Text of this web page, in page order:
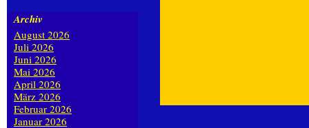
Archiv
August 2026
Juli 2026
Juni 2026
Mai 2026
April 2026
März 2026
Februar 2026
Januar 2026